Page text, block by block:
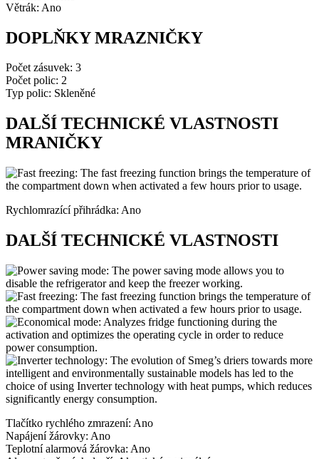
Větrák: Ano
DOPLŇKY MRAZNIČKY
Počet zásuvek: 3
Počet polic: 2
Typ polic: Skleněné
DALŠÍ TECHNICKÉ VLASTNOSTI
MRANIČKY
Rychlomrazící přihrádka: Ano
DALŠÍ TECHNICKÉ VLASTNOSTI
Tlačítko rychlého zmrazení: Ano
Napájení žárovky: Ano
Teplotní alarmová žárovka: Ano